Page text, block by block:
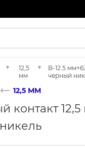
12,5
мм
B-12.5
черный
12,5 ММ
контакт
никель